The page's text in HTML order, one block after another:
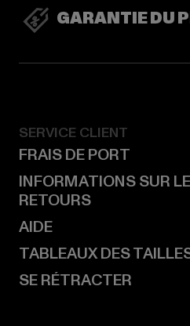
GARANTIE DU
SERVICE CLIENT
FRAIS DE PORT
INFORMATIONS SUR
RETOURS
AIDE
TABLEAUX DES
SE RÉTRACTER